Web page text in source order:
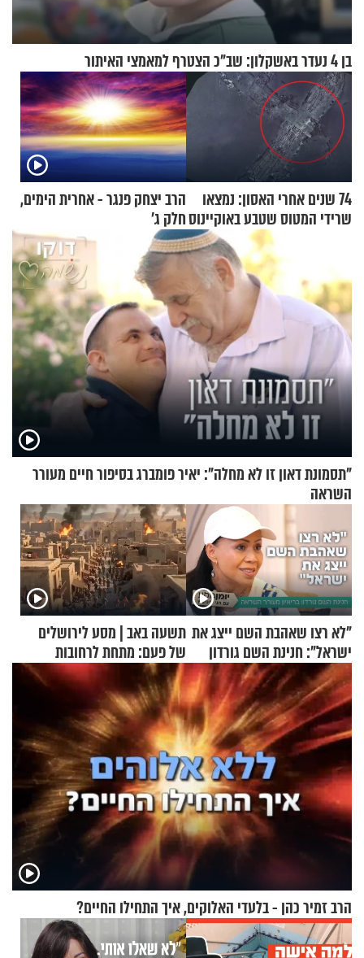
בן 4 נעדר באשקלון: שב"כ הצטרף למאמצי האיתור
74 שנים אחרי האסון: נמצאו
שרידי המטוס שטבע באוקיינוס
עם עשרות נוסעים
הרב יצחק פנגר - אחרית הימים,
חלק ג’
"תסמונת דאון זו לא מחלה": יאיר פומברג בסיפור חיים מעורר
השראה
"לא רצו שאהבת השם ייצג את
ישראל": חנינת השם גורדון
בריאיון מעורר השראה
תשעה באב | מסע לירושלים
של פעם: מתחת לרחובות
ירושלים
הרב זמיר כהן - בלעדי האלוקים, איך התחילו החיים?